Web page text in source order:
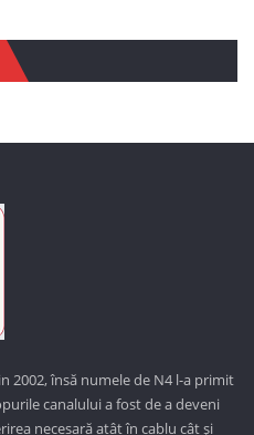
2002, însă numele de N4 l-a primit
canalului a fost de a deveni
necesară atât în cablu cât și